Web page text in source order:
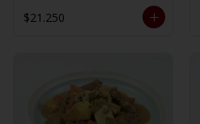
$21.250